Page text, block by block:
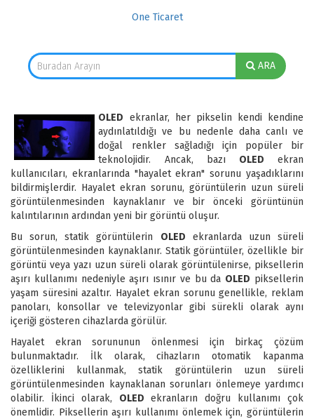
One Ticaret
ARA
OLED ekranlar, her pikselin kendi kendine
aydınlatıldığı ve bu nedenle daha canlı ve
doğal renkler sağladığı için popüler bir
teknolojidir. Ancak, bazı OLED ekran
kullanıcıları, ekranlarında "hayalet ekran" sorunu yaşadıklarını
bildirmişlerdir. Hayalet ekran sorunu, görüntülerin uzun süreli
görüntülenmesinden kaynaklanır ve bir önceki görüntünün
kalıntılarının ardından yeni bir görüntü oluşur.
Bu sorun, statik görüntülerin OLED ekranlarda uzun süreli
görüntülenmesinden kaynaklanır. Statik görüntüler, özellikle bir
görüntü veya yazı uzun süreli olarak görüntülenirse, piksellerin
aşırı kullanımı nedeniyle aşırı ısınır ve bu da OLED piksellerin
yaşam süresini azaltır. Hayalet ekran sorunu genellikle, reklam
panoları, konsollar ve televizyonlar gibi sürekli olarak aynı
içeriği gösteren cihazlarda görülür.
Hayalet ekran sorununun önlenmesi için birkaç çözüm
bulunmaktadır. İlk olarak, cihazların otomatik kapanma
özelliklerini kullanmak, statik görüntülerin uzun süreli
görüntülenmesinden kaynaklanan sorunları önlemeye yardımcı
olabilir. İkinci olarak, OLED ekranların doğru kullanımı çok
önemlidir. Piksellerin aşırı kullanımı önlemek için, görüntülerin